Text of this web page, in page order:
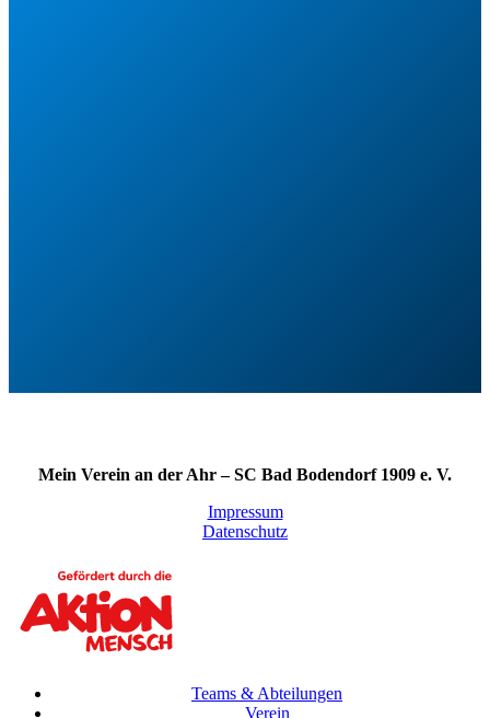
Mein Verein an der Ahr – SC Bad Bodendorf 1909 e. V.
Impressum
Datenschutz
Teams & Abteilungen
Verein